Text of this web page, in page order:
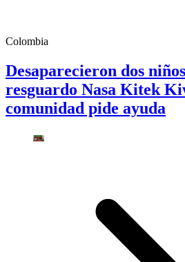
Colombia
Desaparecieron dos
resguardo Nasa Kitek
comunidad pide ayuda